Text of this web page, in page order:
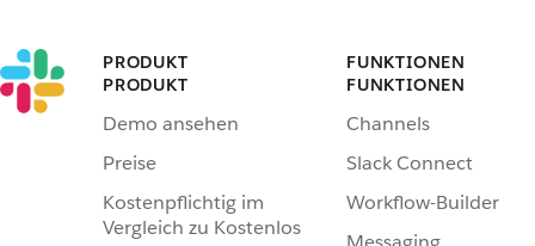
PRODUKT
PRODUKT
Demo ansehen
Preise
Kostenpflichtig im
Vergleich zu Kostenlos
FUNKTIONEN
FUNKTIONEN
Channels
Slack Connect
Workflow-Builder